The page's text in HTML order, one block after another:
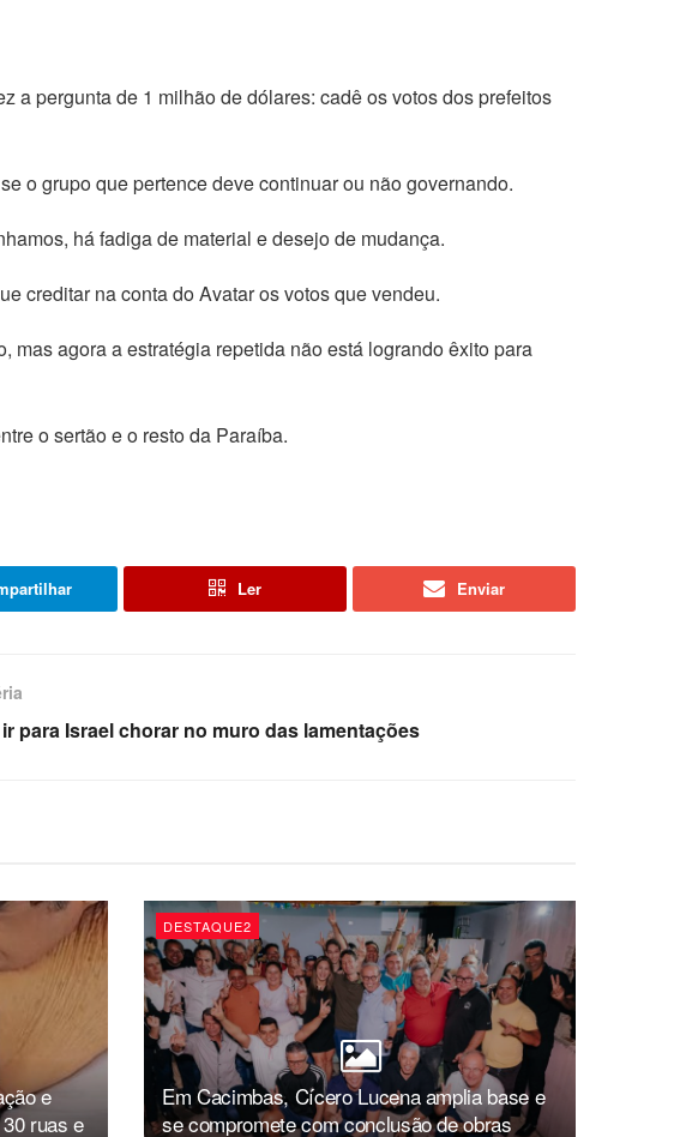
a pergunta de 1 milhão de dólares: cadê os votos dos prefeitos
o grupo que pertence deve continuar ou não governando.
há fadiga de material e desejo de mudança.
creditar na conta do Avatar os votos que vendeu.
mas agora a estratégia repetida não está logrando êxito para
o sertão e o resto da Paraíba.
Ler Enviar
para Israel chorar no muro das lamentações
e
ruas e
DESTAQUE2
Em Cacimbas, Cícero Lucena amplia base e
se compromete com conclusão de obras